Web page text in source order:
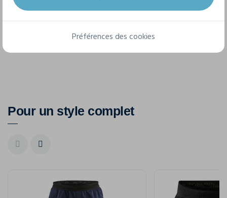
S
Pour un style complet
Préférences des cookies